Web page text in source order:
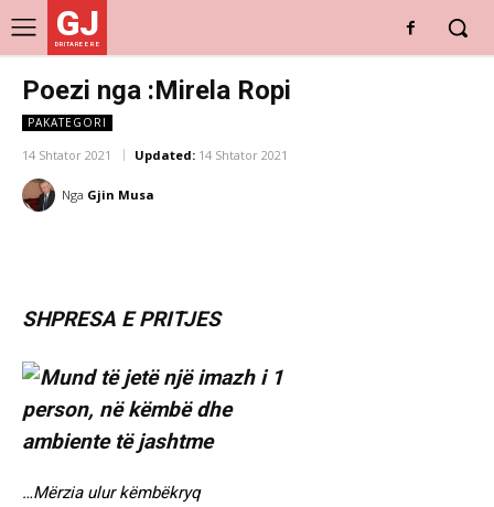
GJ
DRITARE E RE
Poezi nga :Mirela Ropi
PAKATEGORI
14 Shtator 2021 Updated: 14 Shtator 2021
Nga Gjin Musa
SHPRESA E PRITJES
…Mërzia ulur këmbëkryq